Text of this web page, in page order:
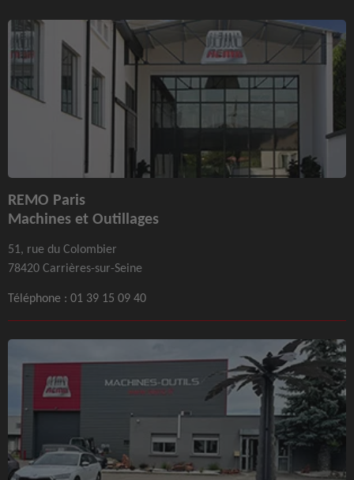
REMO Paris
Machines et Outillages
51, rue du Colombier
78420 Carrières-sur-Seine
Téléphone : 01 39 15 09 40